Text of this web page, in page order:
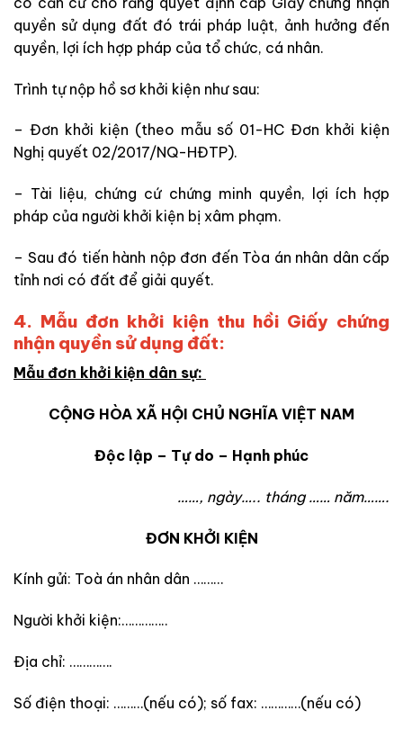
quyền sử dụng đất đó trái pháp luật, ảnh hưởng đến
quyền, lợi ích hợp pháp của tổ chức, cá nhân.
Trình tự nộp hồ sơ khởi kiện như sau:
– Đơn khởi kiện (theo mẫu số 01-HC Đơn khởi kiện
Nghị quyết 02/2017/NQ-HĐTP).
– Tài liệu, chứng cứ chứng minh quyền, lợi ích hợp
pháp của người khởi kiện bị xâm phạm.
– Sau đó tiến hành nộp đơn đến Tòa án nhân dân cấp
tỉnh nơi có đất để giải quyết.
4. Mẫu đơn khởi kiện thu hồi Giấy chứng
nhận quyền sử dụng đất:
Mẫu đơn khởi kiện dân sự:
CỘNG HÒA XÃ HỘI CHỦ NGHĨA VIỆT NAM
Độc lập – Tự do – Hạnh phúc
……, ngày….. tháng …… năm…….
ĐƠN KHỞI KIỆN
Kính gửi: Toà án nhân dân ………
Người khởi kiện:…………..
Địa chỉ: ………….
Số điện thoại: ………(nếu có); số fax: …………(nếu có)